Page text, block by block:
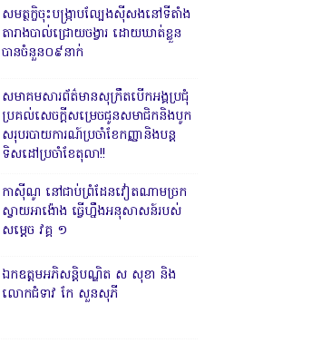
សមត្ថកិ្ចចុះបង្ក្រាបល្បែងស៊ីសងនៅទីតាំង
តារាងបាល់ជ្រោយចង្វារ ដោយឃាត់ខ្លួន
បានចំនួន០៩នាក់
សមាគមសារព័ត៌មានសុក្រឹតបើកអង្គប្រជុំ
ប្រគល់សេចក្តីសម្រេចជូនសមាជិកនិងបូក
សរុបរបាយការណ៍ប្រចាំខែកញ្ញានិងបន្ត
ទិសដៅប្រចាំខែតុលា!!
កាសុីណូ នៅជាប់ព្រំដែនវៀតណាមច្រក
ស្វាយអាង៉ោង ធ្វើហ្នឹងអនុសាសន៍របស់
សម្ដេច វគ្គ ១
ឯកឧត្តមអភិសន្តិបណ្ឌិត ស សុខា និង
លោកជំទាវ កែ សួនសុភី